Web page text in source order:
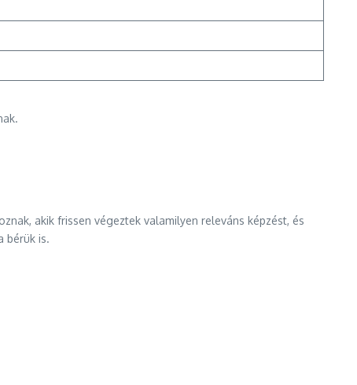
akik frissen végeztek valamilyen releváns képzést, és
bérük is.